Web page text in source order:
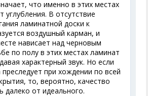
что именно в этих местах
углубления. В отсутствие
ламинатной доски к
воздушный карман, и
нависает над черновым
по полу в этих местах ламинат
характерный звук. Но если
при хождении по всей
то, вероятно, качество
далеко от идеального.